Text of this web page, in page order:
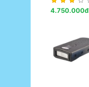
4.750.000đ